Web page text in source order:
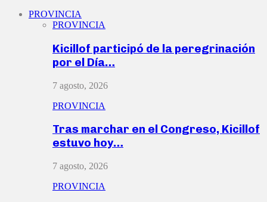
PROVINCIA
PROVINCIA
Kicillof participó de la peregrinación
por el Día…
7 agosto, 2026
PROVINCIA
Tras marchar en el Congreso, Kicillof
estuvo hoy…
7 agosto, 2026
PROVINCIA